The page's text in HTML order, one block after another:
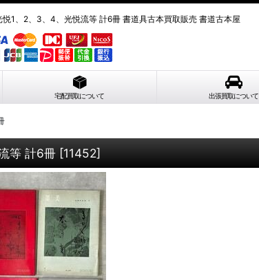
1、2、3、4、光悦流等 計6冊 書道具古本買取販売 書道古本屋
宅配買取について 出張買取について
等 計6冊 [11452]